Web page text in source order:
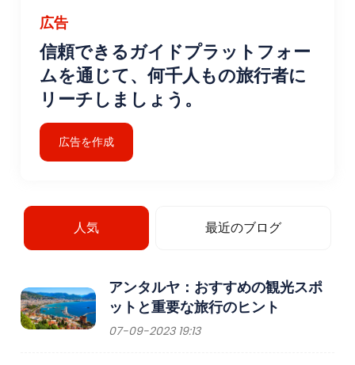
広告
信頼できるガイドプラットフォー
ムを通じて、何千人もの旅行者に
リーチしましょう。
広告を作成
人気 最近のブログ
アンタルヤ：おすすめの観光スポ
ットと重要な旅行のヒント
07-09-2023 19:13